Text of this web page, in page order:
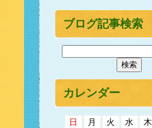
ブログ記事検索
カレンダー
日 月 火 水 木